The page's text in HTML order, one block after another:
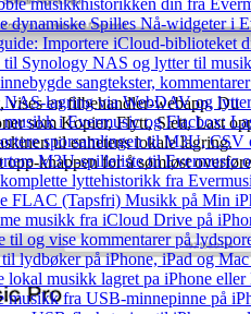
musikkhistorikken din fra
dynamiske Spilles Nå-widgeter i
Importere iCloud-biblioteket
Synology NAS og lytter til
sangtekster,
lagring via WebDAV og
i Evermusic og Flacbox:
sporsamlingen til M3U,
M3U-spilleliste til Evermusic
lyttehistorikk fra
FLAC (Tapsfri) Musikk på Min
musikk fra iCloud Drive på
til og vise kommentarer på
lydbøker på iPhone, iPad og
lokal musikk lagret pa iPhone eller
musikk fra USB-minnepinne på
vises en filbehandler-webapp. Du
som Kopier, Flytt, Slett, Last
til enhetens lokale lagring.
knappen for å sømløst overføre